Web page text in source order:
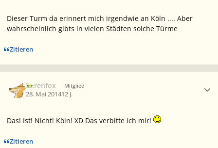
Dieser Turm da erinnert mich irgendwie an Köln .... Aber
wahrscheinlich gibts in vielen Städten solche Türme
Zitieren
Berenfox Mitglied
28. Mai 201412 J.
Das! Ist! Nicht! Köln! XD Das verbitte ich mir!
Zitieren